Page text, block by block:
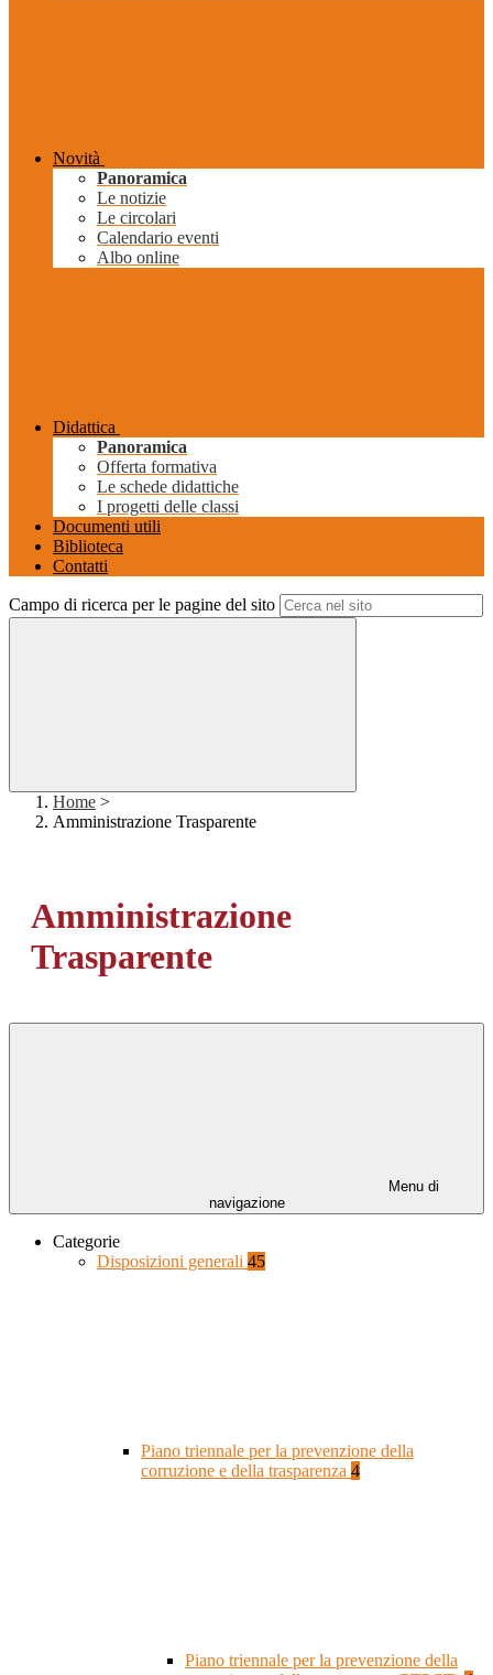
Novità
Panoramica
Le notizie
Le circolari
Calendario eventi
Albo online
Didattica
Panoramica
Offerta formativa
Le schede didattiche
I progetti delle classi
Documenti utili
Biblioteca
Contatti
Campo di ricerca per le pagine del sito
Home >
Amministrazione Trasparente
Amministrazione
Trasparente
Menu di
navigazione
Categorie
Disposizioni generali 45
Piano triennale per la prevenzione della
corruzione e della trasparenza 4
Piano triennale per la prevenzione della